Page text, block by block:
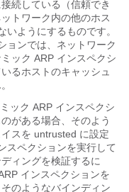
続している（信頼でき
トワーク内の他のホス
いようにするものです。
ョンでは、ネットワーク
ック ARP インスペクシ
るホストのキャッシュ
ック ARP インスペクシ
がある場合、そのよう
スを untrusted に設定
スペクションを実行して
ィングを検証するに
インスペクションを
のようなバインディン